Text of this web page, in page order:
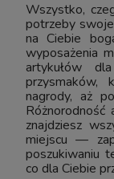
Wszystko,
potrzeby
na Ciebie
wyposażenia
artykułów
nagrody, aż
znajdziesz
miejscu —
poszukiwaniu
co dla Ciebie